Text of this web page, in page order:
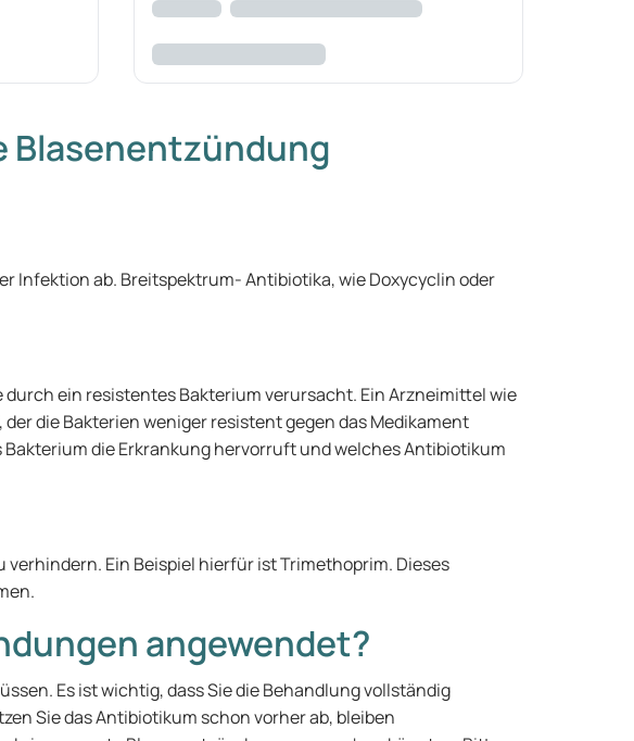
Blasenentzündung
Infektion ab. Breitspektrum- Antibiotika, wie Doxycyclin oder
ein resistentes Bakterium verursacht. Ein Arzneimittel wie
die Bakterien weniger resistent gegen das Medikament
die Erkrankung hervorruft und welches Antibiotikum
Ein Beispiel hierfür ist Trimethoprim. Dieses
angewendet?
Es ist wichtig, dass Sie die Behandlung vollständig
Sie das Antibiotikum schon vorher ab, bleiben